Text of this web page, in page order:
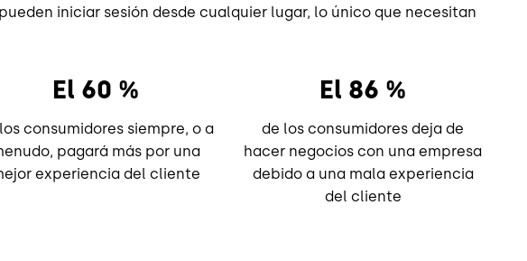
iniciar sesión desde cualquier lugar, lo único que necesitan
El 60 %
consumidores siempre, o a
pagará más por una
experiencia del cliente
El 86 %
de los consumidores deja de
hacer negocios con una empresa
debido a una mala experiencia
del cliente